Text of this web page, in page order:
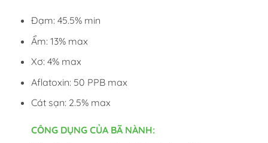
Đạm: 45.5% min
Ẩm: 13% max
Xơ: 4% max
Aflatoxin: 50 PPB max
Cát sạn: 2.5% max
CÔNG DỤNG CỦA BÃ NÀNH: